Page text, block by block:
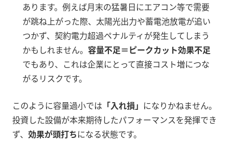
あります。例えば月末の猛暑日にエアコン等で需要
が跳ね上がった際、太陽光出力や蓄電池放電が追い
つかず、契約電力超過ペナルティが発生してしまう
かもしれません。 容量不足＝ピークカット効果不足
でもあり、これは企業にとって直接コスト増につな
がるリスクです。
このように容量過小では 「入れ損」 になりかねません。
投資した設備が本来期待したパフォーマンスを発揮でき
ず、 効果が頭打ちになる状態です。